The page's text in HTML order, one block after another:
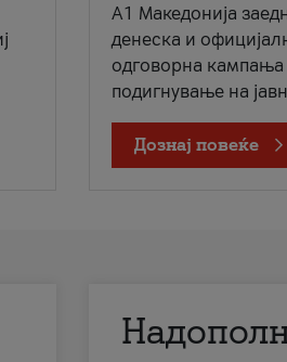
A1 Македонија
денеска и
одговорна кампања
подигнување на
Дознај повеќе